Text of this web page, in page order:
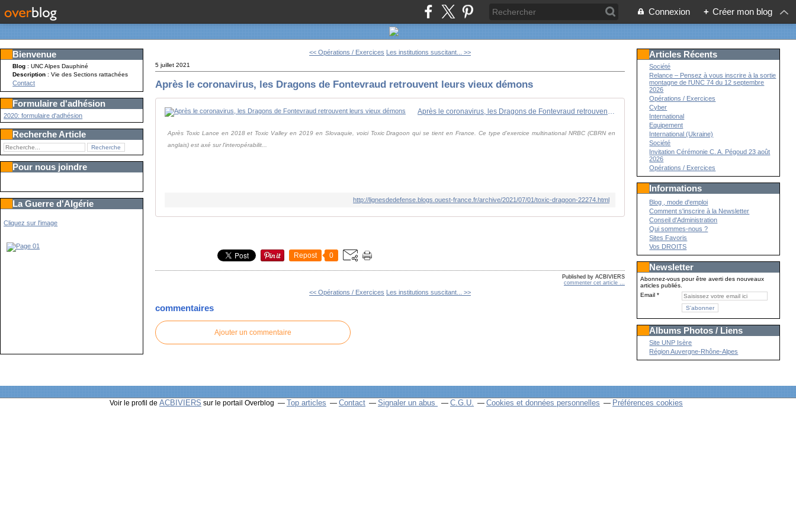
Connexion + Créer mon blog
Bienvenue
Blog : UNC Alpes Dauphiné
Description: Vie des Sections rattachées
Contact
Formulaire d'adhésion
2020: formulaire d'adhésion
Recherche Article
Pour nous joindre
La Guerre d'Algérie
Cliquez sur l'image
<< Opérations / Exercices Les institutions suscitant... >>
5 juillet 2021
Après le coronavirus, les Dragons de Fontevraud retrouvent leurs vieux démons
Après le coronavirus, les Dragons de Fontevraud retrouvent leurs vieux démons
Après Toxic Lance en 2018 et Toxic Valley en 2019 en Slovaquie, voici Toxic Dragoon qui se tient en France. Ce type d'exercice multinational NRBC (CBRN en
anglais) est axé sur l'interopérabilit...
http://lignesdedefense.blogs.ouest-france.fr/archive/2021/07/01/toxic-dragoon-22274.html
Repost 0
Published by ACBIVIERS
commenter cet article
<< Opérations / Exercices Les institutions suscitant... >>
commentaires
Ajouter un commentaire
Articles Récents
Société
Relance – Pensez à vous inscrire à la sortie
montagne de l'UNC 74 du 12 septembre
2026
Opérations / Exercices
Cyber
International
Equipement
International (Ukraine)
Société
Invitation Cérémonie C. A. Pégoud 23 août
2026
Opérations / Exercices
Informations
Blog , mode d'emploi
Comment s'inscrire à la Newsletter
Conseil d'Administration
Qui sommes-nous ?
Sites Favoris
Vos DROITS
Newsletter
Abonnez-vous pour être averti des nouveaux
articles publiés.
Email
Albums Photos / Liens
Site UNP Isère
Région Auvergne-Rhône-Alpes
Voir le profil de ACBIVIERS sur le portail Overblog Top articles Contact Signaler un abus C.G.U. Cookies et données personnelles Préférences cookies